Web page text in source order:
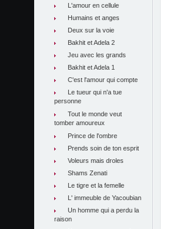
L'amour en cellule
Humains et anges
Deux sur la voie
Bakhit et Adela 2
Jeu avec les grands
Bakhit et Adela 1
C'est l'amour qui compte
Le tueur qui n'a tue
personne
Tout le monde veut
tomber amoureux
Prince de l'ombre
Prends soin de ton esprit
Voleurs mais droles
Shams Zenati
Le tigre et la femelle
L' immeuble de Yacoubian
Un homme qui a perdu la
raison